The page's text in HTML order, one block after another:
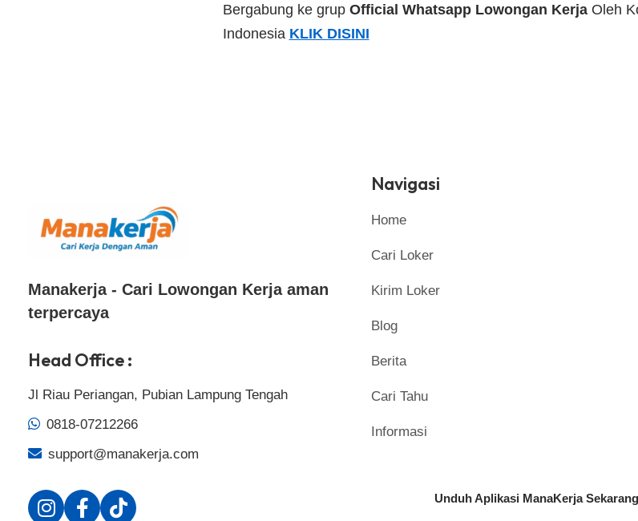
Bergabung ke grup Official Whatsapp Lowongan Kerja Oleh
Indonesia KLIK DISINI
Manakerja - Cari Lowongan Kerja aman
terpercaya
Head Office :
Jl Riau Periangan, Pubian Lampung Tengah
0818-07212266
support@manakerja.com
Navigasi
Home
Cari Loker
Kirim Loker
Blog
Berita
Cari Tahu
Informasi
Unduh Aplikasi ManaKerja